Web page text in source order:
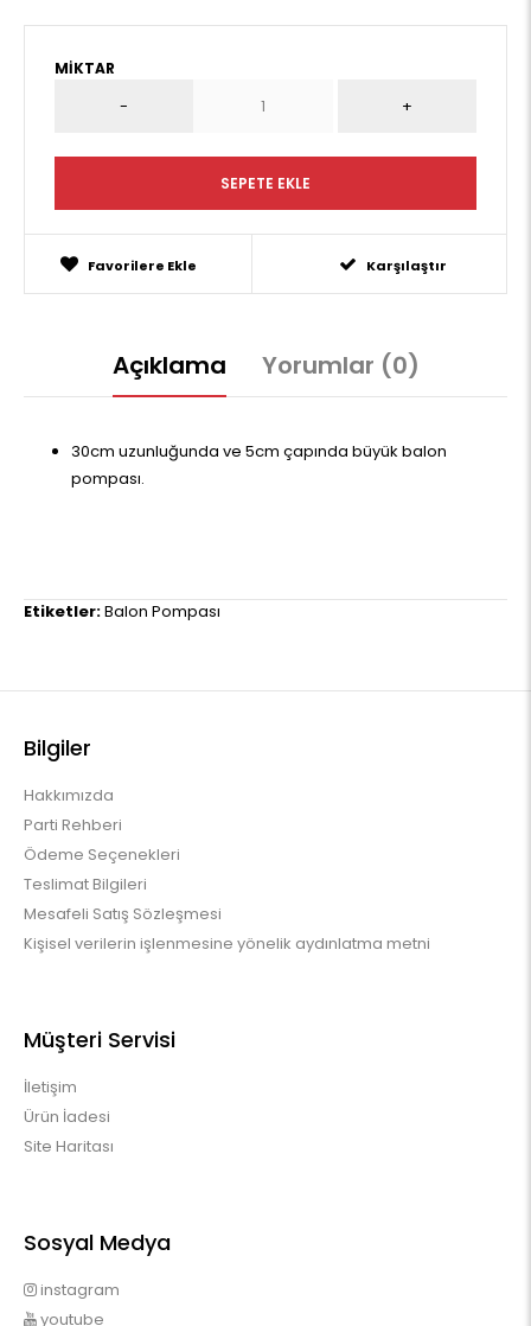
MIKTAR
Favorilere Ekle Karşılaştır
Açıklama Yorumlar (0)
30cm uzunluğunda ve 5cm çapında büyük balon
pompası.
Etiketler:Balon Pompası
Bilgiler
Hakkımızda
Parti Rehberi
Ödeme Seçenekleri
Teslimat Bilgileri
Mesafeli Satış Sözleşmesi
Kişisel verilerin işlenmesine yönelik aydınlatma metni
Müşteri Servisi
İletişim
Ürün İadesi
Site Haritası
Sosyal Medya
instagram
youtube